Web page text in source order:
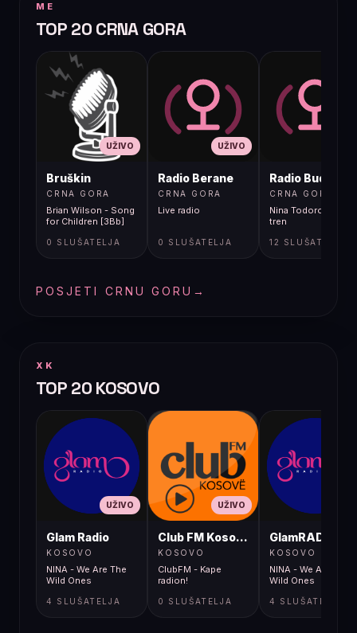
ME
TOP 20 CRNA GORA
UŽIVO
Bruškin
CRNA GORA
Brian Wilson - Song
for Children [3Bb]
0 SLUŠATELJA
UŽIVO
Radio Berane
CRNA GORA
Live radio
0 SLUŠATELJA
Radio Budva
CRNA GORA
Nina Todorovic -
tren
12 SLUŠATELJA
POSJETI CRNU GORU →
XK
TOP 20 KOSOVO
UŽIVO
Glam Radio
KOSOVO
NINA - We Are The
Wild Ones
4 SLUŠATELJA
UŽIVO
Club FM Kosovë
KOSOVO
ClubFM - Kape
radion!
0 SLUŠATELJA
GlamRADIO
KOSOVO
NINA - We Are The
Wild Ones
4 SLUŠATELJA